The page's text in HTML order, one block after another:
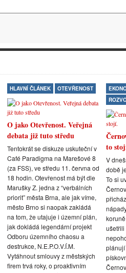
HLAVNÍ ČLÁNEK OTEVŘENOST
O jako Otevřenost. Veřejná
debata již tuto středu
Tentokrát se diskuze uskuteční v
Café Paradigma na Marešové 8
(za FSS), ve středu 11. června od
18 hodin. Otevřenost má být dle
Marušky Z. jedna z “verbálních
priorit” města Brna, ale jak víme,
město Brno si naopak zakládá
na tom, že utajuje i územní plán,
jak dokládá legendární projekt
Odboru územního chaosu a
destrukce, N.E.P.O.V.Í.M.
Vytáhnout smlouvy z městských
firem trvá roky, o proaktivním
to
V
době
To si
ušetřili